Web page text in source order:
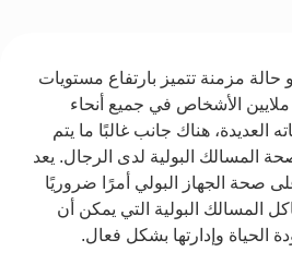
مزمنة تتميز بارتفاع مستويات
الأشخاص في جميع أنحاء
العديدة، هناك جانب غالبًا ما يتم
المسالك البولية لدى الرجال. يعد
صحة الجهاز البولي أمرًا ضروريًا
المسالك البولية التي يمكن أن
الحياة وإدارتها بشكل فعال.